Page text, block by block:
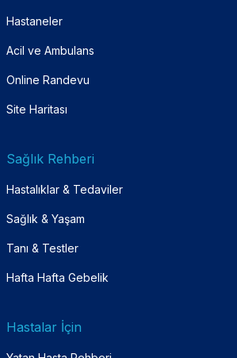
Hastaneler
Acil ve Ambulans
Online Randevu
Site Haritası
Sağlık Rehberi
Hastalıklar & Tedaviler
Sağlık & Yaşam
Tanı & Testler
Hafta Hafta Gebelik
Hastalar İçin